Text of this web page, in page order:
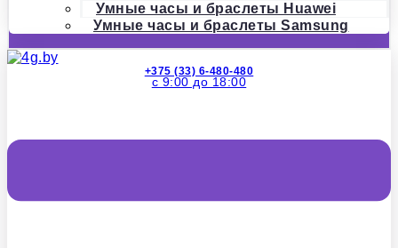
Умные часы и браслеты Huawei
Умные часы и браслеты Samsung
+375 (33) 6-480-480
с 9:00 до 18:00